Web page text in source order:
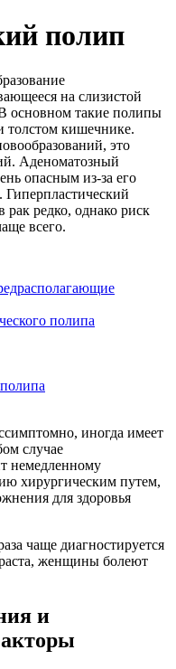
полип
на слизистой
основном такие полипы
толстом кишечнике.
это
Аденоматозный
опасным из-за его
Гиперпластический
рак редко, однако риск
всего.
полипа
иногда имеет
случае
немедленному
хирургическим путем,
для здоровья
чаще диагностируется
женщины болеют
и